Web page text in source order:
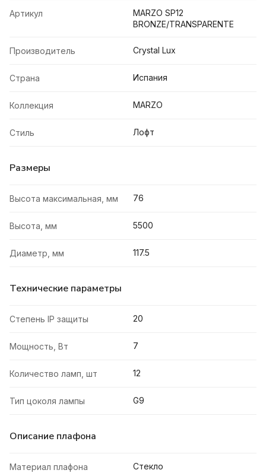
Артикул
MARZO SP12
BRONZE/TRANSPARENTE
Производитель Crystal Lux
Страна Испания
Коллекция MARZO
Стиль Лофт
Размеры
Высота максимальная, мм 76
Высота, мм 5500
Диаметр, мм 117.5
Технические параметры
Степень IP защиты 20
Мощность, Вт 7
Количество ламп, шт 12
Тип цоколя лампы G9
Описание плафона
Материал плафона Стекло